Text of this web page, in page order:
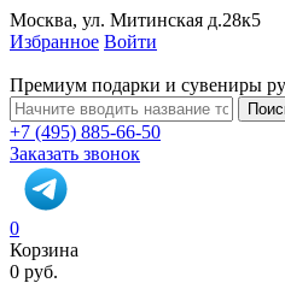
Москва, ул. Митинская д.28к5
Избранное Войти
Премиум подарки и сувениры
+7 (495) 885-66-50
Заказать звонок
0
Корзина
0 руб.